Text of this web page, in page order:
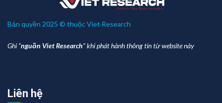
Các thông tin liên quan
CẠNH TRANH: VIỆT NAM ĐỨNG TRƯỚC NGÃ